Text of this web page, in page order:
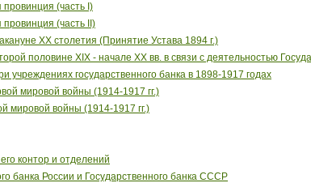
провинция (часть I)
провинция (часть II)
ХХ столетия (Принятие Устава 1894 г.)
половине XIX - начале ХХ вв. в связи с деятельностью
учреждениях государственного банка в 1898-1917 годах
мировой войны (1914-1917 гг.)
мировой войны (1914-1917 гг.)
контор и отделений
банка России и Государственного банка СССР